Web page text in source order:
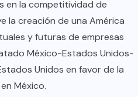
en la competitividad de
la creación de una América
y futuras de empresas
México-Estados Unidos-
Unidos en favor de la
México.